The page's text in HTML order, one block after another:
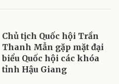
Chủ tịch Quốc hội Trần
Thanh Mẫn gặp mặt đại
biểu Quốc hội các khóa
tỉnh Hậu Giang